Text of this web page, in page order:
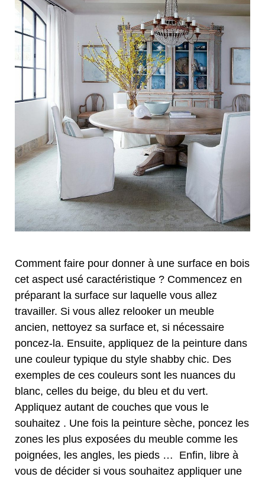
Comment faire pour donner à une surface en bois
cet aspect usé caractéristique ? Commencez en
préparant la surface sur laquelle vous allez
travailler. Si vous allez relooker un meuble
ancien, nettoyez sa surface et, si nécessaire
poncez-la. Ensuite, appliquez de la peinture dans
une couleur typique du style shabby chic. Des
exemples de ces couleurs sont les nuances du
blanc, celles du beige, du bleu et du vert.
Appliquez autant de couches que vous le
souhaitez . Une fois la peinture sèche, poncez les
zones les plus exposées du meuble comme les
poignées, les angles, les pieds … Enfin, libre à
vous de décider si vous souhaitez appliquer une